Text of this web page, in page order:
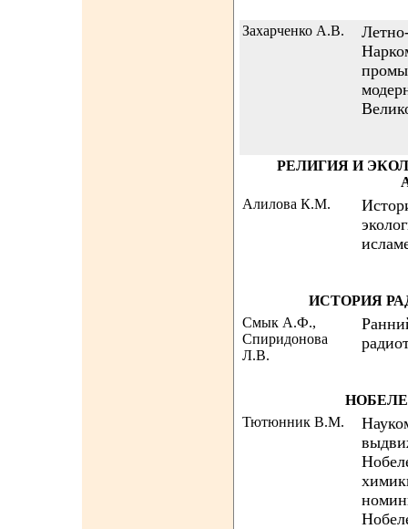
Захарченко А.В.
РЕЛИГИЯ И
Алилова К.М.
ИСТОРИЯ
Смык А.Ф.,
Спиридонова
Л.В.
Тютюнник В.М.